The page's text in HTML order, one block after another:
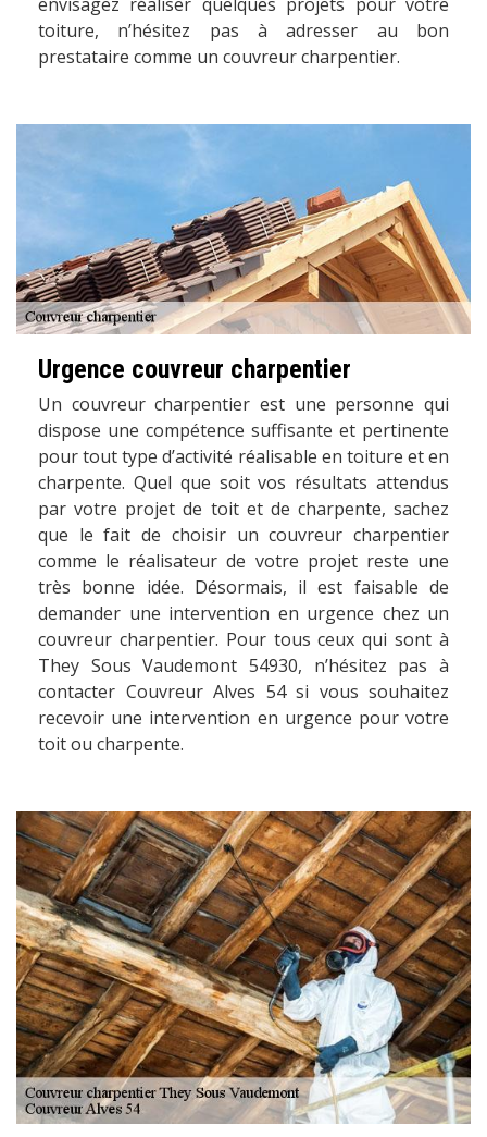
toiture, n’hésitez pas à adresser au bon
prestataire comme un couvreur charpentier.
Urgence couvreur charpentier
Un couvreur charpentier est une personne qui
dispose une compétence suffisante et pertinente
pour tout type d’activité réalisable en toiture et en
charpente. Quel que soit vos résultats attendus
par votre projet de toit et de charpente, sachez
que le fait de choisir un couvreur charpentier
comme le réalisateur de votre projet reste une
très bonne idée. Désormais, il est faisable de
demander une intervention en urgence chez un
couvreur charpentier. Pour tous ceux qui sont à
They Sous Vaudemont 54930, n’hésitez pas à
contacter Couvreur Alves 54 si vous souhaitez
recevoir une intervention en urgence pour votre
toit ou charpente.